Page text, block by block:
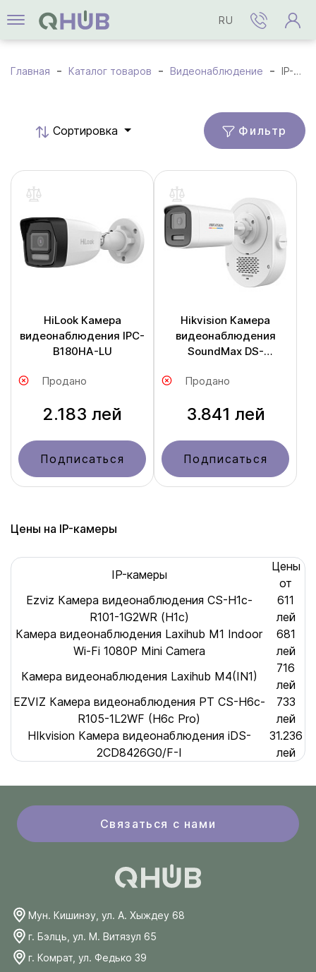
RU
Главная Каталог товаров Видеонаблюдение IP-камеры
Cортировка Фильтр
HiLook Камера
видеонаблюдения IPC-
B180HA-LU
Продано
2.183 лей
Подписаться
Hikvision Камера
видеонаблюдения
SoundMax DS-
Продано
3.841 лей
Подписаться
Цены на IP-камеры
IP-камеры
Цены
от
Ezviz Камера видеонаблюдения CS-H1c-
R101-1G2WR (H1c)
611
лей
Камера видеонаблюдения Laxihub M1 Indoor
Wi-Fi 1080P Mini Camera
681
лей
Камера видеонаблюдения Laxihub M4(IN1)
716
лей
EZVIZ Камера видеонаблюдения PT CS-H6c-
R105-1L2WF (H6c Pro)
733
лей
HIkvision Камера видеонаблюдения iDS-
2CD8426G0/F-I
31.236
лей
Связаться с нами
Мун. Кишинэу, ул. А. Хыждеу 68
г. Бэлць, ул. М. Витязул 65
г. Комрат, ул. Федько 39